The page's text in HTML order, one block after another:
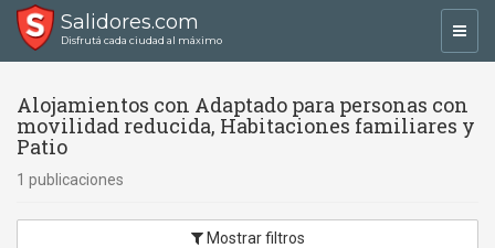
Salidores.com
Disfrutá cada ciudad al máximo
Alojamientos con Adaptado para personas con
movilidad reducida, Habitaciones familiares y
Patio
1 publicaciones
Mostrar filtros